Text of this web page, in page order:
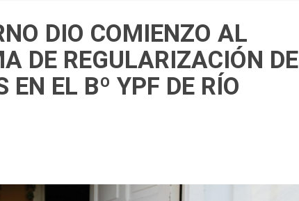
DIO COMIENZO AL
DE REGULARIZACIÓN DE
EN EL Bº YPF DE RÍO